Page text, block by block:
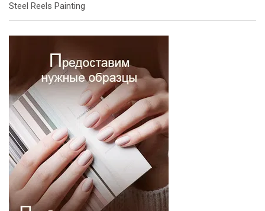
Steel Reels Painting